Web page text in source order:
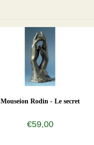
Mouseion Rodin - Le secret
€59,00